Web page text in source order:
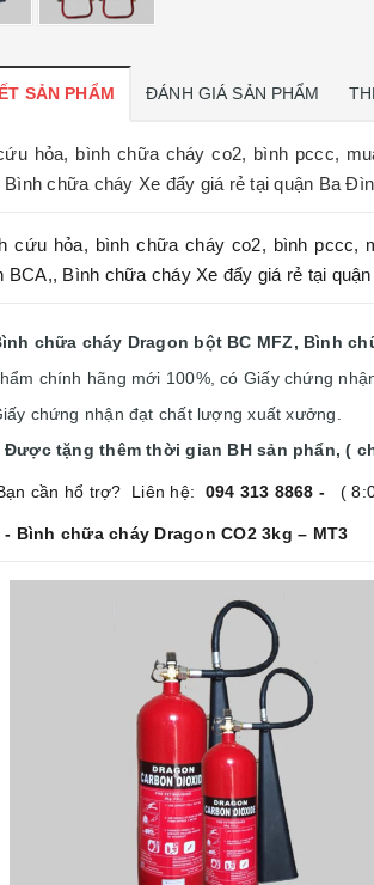
SẢN PHẨM ĐÁNH GIÁ SẢN PHẨM
hỏa, bình chữa cháy co2, bình pccc,
Bình chữa cháy Xe đẩy giá rẻ tại quận Ba
cứu hỏa, bình chữa cháy co2, bình
BCA,, Bình chữa cháy Xe đẩy giá rẻ tại
chữa cháy Dragon bột BC MFZ, Bình
chính hãng mới 100%, có Giấy chứng
chứng nhận đạt chất lượng xuất xưởng.
Được tặng thêm thời gian BH sản phẩn, (
cần hổ trợ? Liên hệ: 094 313 8868 - (
- Bình chữa cháy Dragon CO2 3kg – MT3